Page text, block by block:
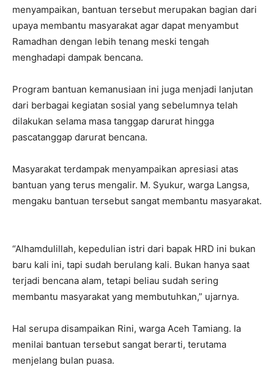
menyampaikan, bantuan tersebut merupakan bagian dari
upaya membantu masyarakat agar dapat menyambut
Ramadhan dengan lebih tenang meski tengah
menghadapi dampak bencana.
Program bantuan kemanusiaan ini juga menjadi lanjutan
dari berbagai kegiatan sosial yang sebelumnya telah
dilakukan selama masa tanggap darurat hingga
pascatanggap darurat bencana.
Masyarakat terdampak menyampaikan apresiasi atas
bantuan yang terus mengalir. M. Syukur, warga Langsa,
mengaku bantuan tersebut sangat membantu masyarakat.
“Alhamdulillah, kepedulian istri dari bapak HRD ini bukan
baru kali ini, tapi sudah berulang kali. Bukan hanya saat
terjadi bencana alam, tetapi beliau sudah sering
membantu masyarakat yang membutuhkan,” ujarnya.
Hal serupa disampaikan Rini, warga Aceh Tamiang. Ia
menilai bantuan tersebut sangat berarti, terutama
menjelang bulan puasa.